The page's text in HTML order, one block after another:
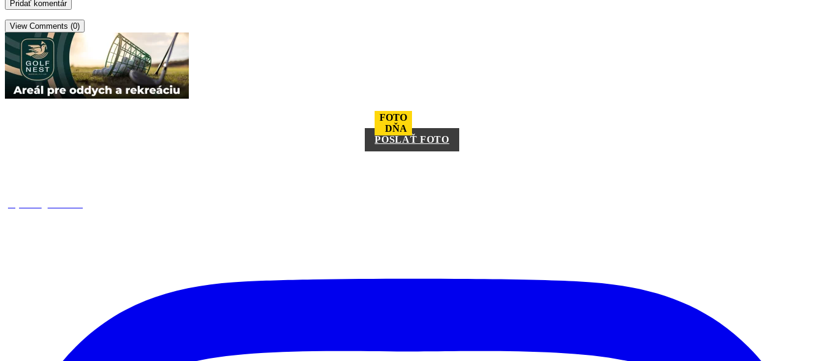
View Comments (0)
FOTO
DŇA
POSLAŤ FOTO